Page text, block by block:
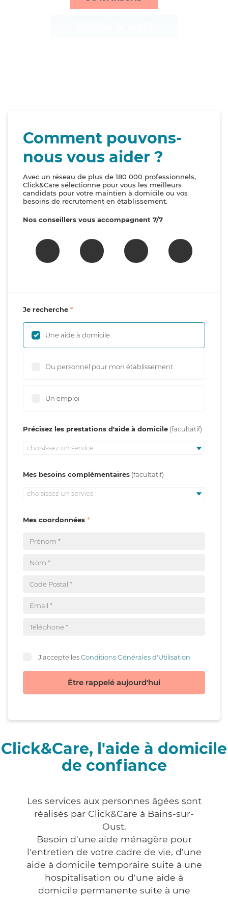
Comment pouvons-
nous vous aider ?
Avec un réseau de plus de 180 000 professionnels,
Click&Care sélectionne pour vous les meilleurs
candidats pour votre maintien à domicile ou vos
besoins de recrutement en établissement.
Nos conseillers vous accompagnent 7/7
Je recherche
Une aide à domicile
Du personnel pour mon établissement
Un emploi
Précisez les prestations d'aide à domicile
choisissez un service
Mes besoins complémentaires
choisissez un service
Mes coordonnées
J'accepte lesConditions Générales d'Utilisation
Être rappelé aujourd'hui
Click&Care, l'aide à domicile
de confiance
Les services aux personnes âgées sont
réalisés par Click&Care à Bains-sur-
Oust.
Besoin d'une aide ménagère pour
l'entretien de votre cadre de vie, d'une
aide à domicile temporaire suite à une
hospitalisation ou d'une aide à
domicile permanente suite à une